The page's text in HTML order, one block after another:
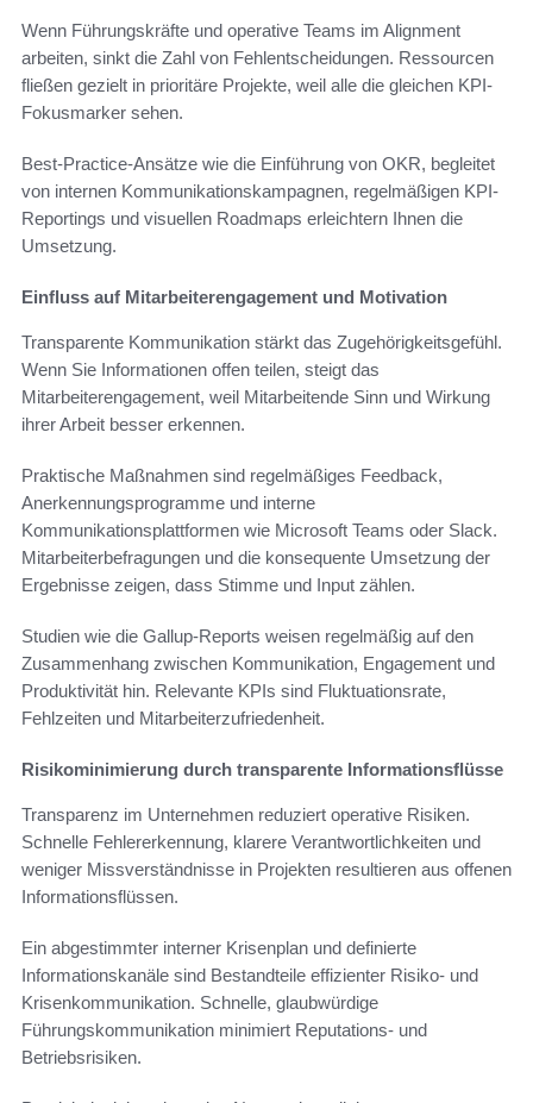
Wenn Führungskräfte und operative Teams im Alignment
arbeiten, sinkt die Zahl von Fehlentscheidungen. Ressourcen
fließen gezielt in prioritäre Projekte, weil alle die gleichen KPI-
Fokusmarker sehen.
Best-Practice-Ansätze wie die Einführung von OKR, begleitet
von internen Kommunikationskampagnen, regelmäßigen KPI-
Reportings und visuellen Roadmaps erleichtern Ihnen die
Umsetzung.
Einfluss auf Mitarbeiterengagement und Motivation
Transparente Kommunikation stärkt das Zugehörigkeitsgefühl.
Wenn Sie Informationen offen teilen, steigt das
Mitarbeiterengagement, weil Mitarbeitende Sinn und Wirkung
ihrer Arbeit besser erkennen.
Praktische Maßnahmen sind regelmäßiges Feedback,
Anerkennungsprogramme und interne
Kommunikationsplattformen wie Microsoft Teams oder Slack.
Mitarbeiterbefragungen und die konsequente Umsetzung der
Ergebnisse zeigen, dass Stimme und Input zählen.
Studien wie die Gallup-Reports weisen regelmäßig auf den
Zusammenhang zwischen Kommunikation, Engagement und
Produktivität hin. Relevante KPIs sind Fluktuationsrate,
Fehlzeiten und Mitarbeiterzufriedenheit.
Risikominimierung durch transparente Informationsflüsse
Transparenz im Unternehmen reduziert operative Risiken.
Schnelle Fehlererkennung, klarere Verantwortlichkeiten und
weniger Missverständnisse in Projekten resultieren aus offenen
Informationsflüssen.
Ein abgestimmter interner Krisenplan und definierte
Informationskanäle sind Bestandteile effizienter Risiko- und
Krisenkommunikation. Schnelle, glaubwürdige
Führungskommunikation minimiert Reputations- und
Betriebsrisiken.